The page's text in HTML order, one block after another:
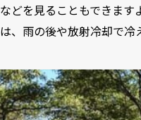
などを見ることもできま
は、雨の後や放射冷却で冷